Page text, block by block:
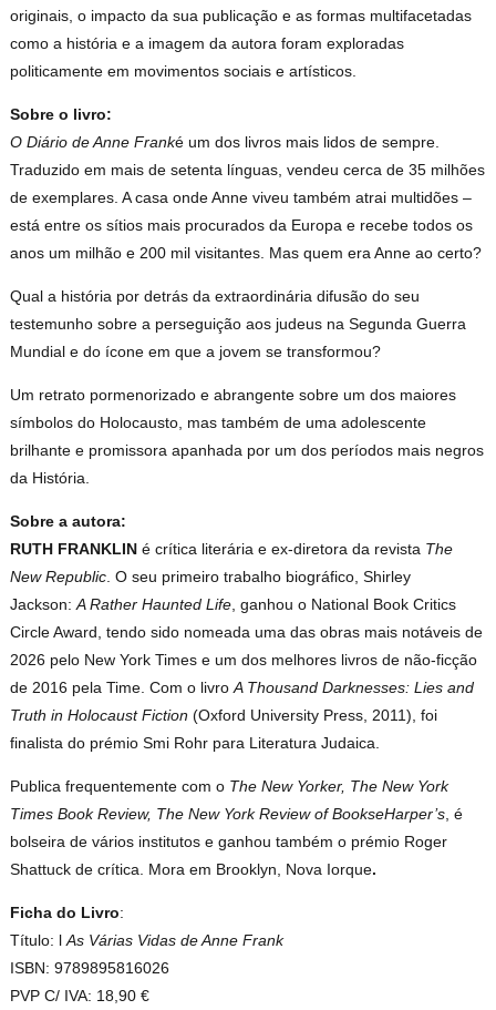
originais, o impacto da sua publicação e as formas multifacetadas
como a história e a imagem da autora foram exploradas
politicamente em movimentos sociais e artísticos.
Sobre o livro:
O Diário de Anne Franké um dos livros mais lidos de sempre.
Traduzido em mais de setenta línguas, vendeu cerca de 35 milhões
de exemplares. A casa onde Anne viveu também atrai multidões –
está entre os sítios mais procurados da Europa e recebe todos os
anos um milhão e 200 mil visitantes. Mas quem era Anne ao certo?
Qual a história por detrás da extraordinária difusão do seu
testemunho sobre a perseguição aos judeus na Segunda Guerra
Mundial e do ícone em que a jovem se transformou?
Um retrato pormenorizado e abrangente sobre um dos maiores
símbolos do Holocausto, mas também de uma adolescente
brilhante e promissora apanhada por um dos períodos mais negros
da História.
Sobre a autora:
RUTH FRANKLINé crítica literária e ex-diretora da revista The
New Republic. O seu primeiro trabalho biográfico, Shirley
Jackson:A Rather Haunted Life, ganhou o National Book Critics
Circle Award, tendo sido nomeada uma das obras mais notáveis de
2026 pelo New York Times e um dos melhores livros de não-ficção
de 2016 pela Time. Com o livroA Thousand Darknesses: Lies and
Truth in Holocaust Fiction (Oxford University Press, 2011), foi
finalista do prémio Smi Rohr para Literatura Judaica.
Publica frequentemente com o The New Yorker, The New York
Times Book Review, The New York Review of BookseHarper’s, é
bolseira de vários institutos e ganhou também o prémio Roger
Shattuck de crítica. Mora em Brooklyn, Nova Iorque.
Ficha do Livro:
Título: lAs Várias Vidas de Anne Frank
ISBN: 9789895816026
PVP C/ IVA: 18,90 €